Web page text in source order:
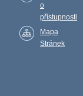
o
přístupnosti
Mapa
Stránek